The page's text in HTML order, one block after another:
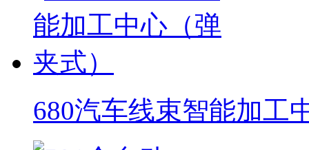
680汽车线束智能加工